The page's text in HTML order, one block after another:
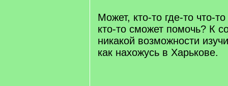
Может, кто-то где-то что-
кто-то сможет помочь? К
никакой возможности
как нахожусь в Харькове.